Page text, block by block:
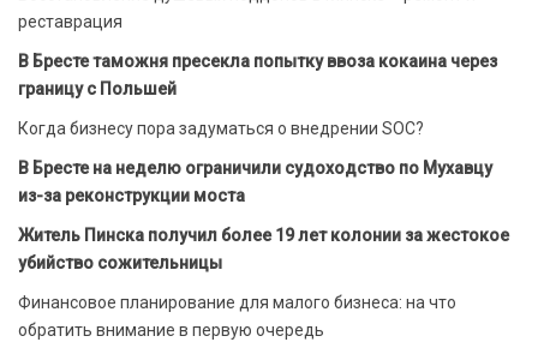
реставрация
В Бресте таможня пресекла попытку ввоза кокаина через
границу с Польшей
Когда бизнесу пора задуматься о внедрении SOC?
В Бресте на неделю ограничили судоходство по Мухавцу
из-за реконструкции моста
Житель Пинска получил более 19 лет колонии за жестокое
убийство сожительницы
Финансовое планирование для малого бизнеса: на что
обратить внимание в первую очередь